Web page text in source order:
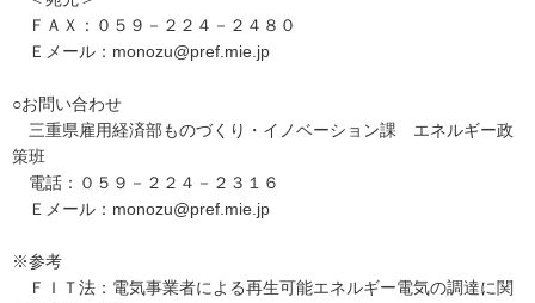
ＦＡＸ：０５９－２２４－２４８０
Ｅメール：monozu@pref.mie.jp
○お問い合わせ
三重県雇用経済部ものづくり・イノベーション課 エネルギー政
策班
電話：０５９－２２４－２３１６
Ｅメール：monozu@pref.mie.jp
※参考
ＦＩＴ法：電気事業者による再生可能エネルギー電気の調達に関